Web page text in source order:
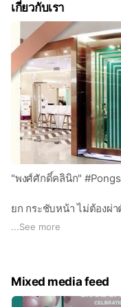
เกี่ยวกับเรา
"พงศ์ศักดิ์คลินิก"
ยก กระชับหน้า ไม่ต้องผ่
ให้บริการดูแลผิวพรรณ อ
พงศ์ศักดิ์คลินิก คลินิกดูแ
...See more
Mixed media feed